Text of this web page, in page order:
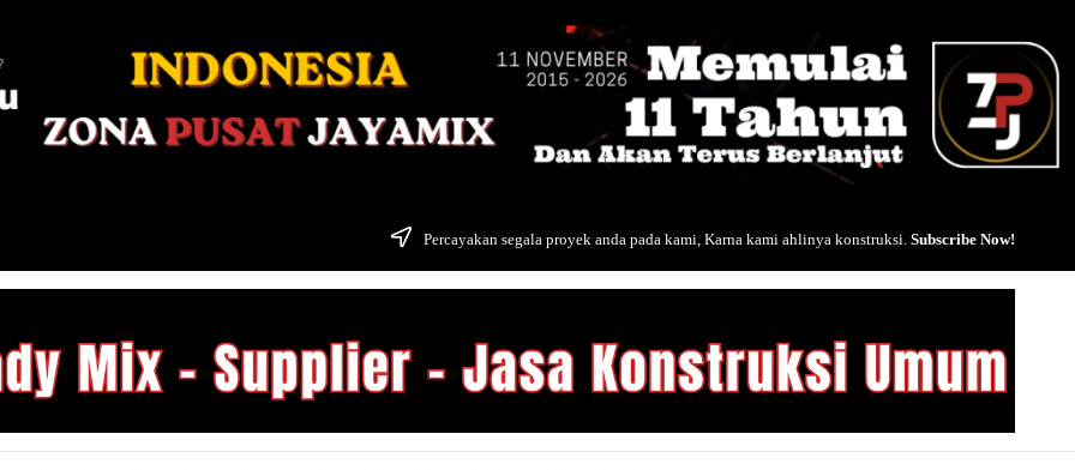
Percayakan segala proyek anda pada kami, Karna kami ahlinya konstruksi. Subscribe Now!